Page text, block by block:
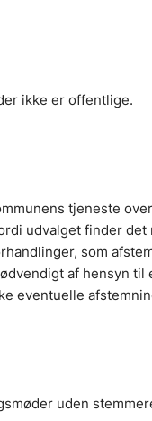
ikke er offentlige.
tjeneste
udvalget finder
som
af hensyn til
eventuelle
uden